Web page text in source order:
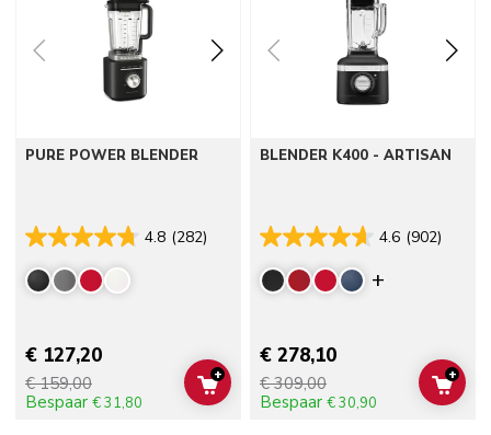
PURE POWER BLENDER
4.8 (282)
€ 127,20
€ 159,00
Bespaar € 31,80
ADD TO CART
+
BLENDER K400 - ARTISAN
4.6 (902)
Display
€ 278,10
€ 309,00
Bespaar € 30,90
ADD
+